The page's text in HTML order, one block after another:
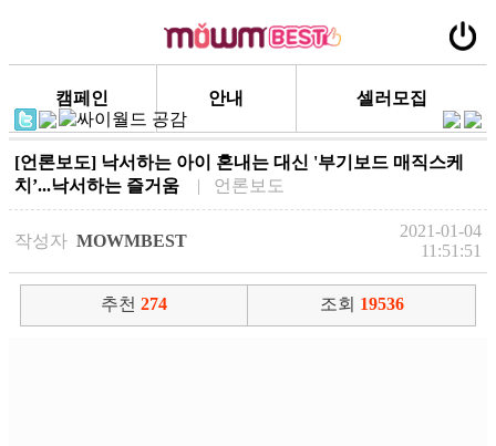
캠페인 안내 셀러모집
[언론보도] 낙서하는 아이 혼내는 대신 '부기보드 매직스케
치’...낙서하는 즐거움
| 언론보도
작성자 MOWMBEST
2021-01-04
11:51:51
추천 274 조회 19536